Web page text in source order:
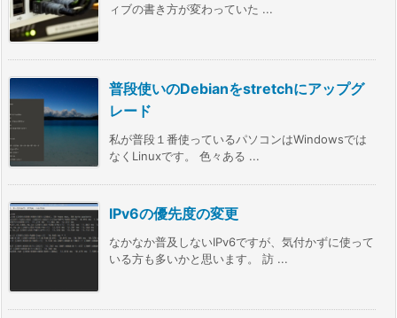
ィブの書き方が変わっていた ...
普段使いのDebianをstretchにアップグ
レード
私が普段１番使っているパソコンはWindowsでは
なくLinuxです。 色々ある ...
IPv6の優先度の変更
なかなか普及しないIPv6ですが、気付かずに使って
いる方も多いかと思います。 訪 ...